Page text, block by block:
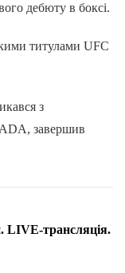
дебюту в боксі.
титулами UFC
з
завершив
LIVE-трансляція.